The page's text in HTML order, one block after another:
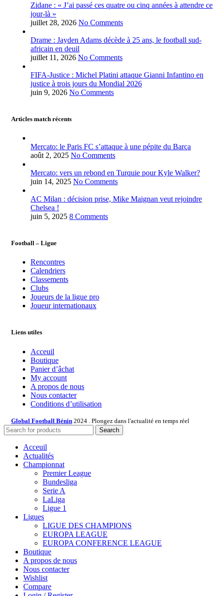
Zidane : « J’ai passé ces quatre ou cinq années à attendre ce
jour-là »
juillet 28, 2026 No Comments
Drame : Jayden Adams décède à 25 ans, le football sud-
africain en deuil
juillet 11, 2026 No Comments
FIFA-Justice : Michel Platini attaque Gianni Infantino en
justice à trois jours du Mondial 2026
juin 9, 2026 No Comments
Articles match récents
Mercato: le Paris FC s’attaque à une pépite du Barça
août 2, 2025 No Comments
Mercato: vers un rebond en Turquie pour Kyle Walker?
juin 14, 2025 No Comments
AC Milan : décision prise, Mike Maignan veut rejoindre
Chelsea !
juin 5, 2025 8 Comments
Football – Ligue
Rencontres
Calendriers
Classements
Clubs
Joueurs de la ligue pro
Joueur internationaux
Liens utiles
Acceuil
Boutique
Panier d’âchat
My account
A propos de nous
Nous contacter
Conditions d’utilisation
Global Football Bénin 2024 . Plongez dans l'actualité en temps réel
Search
Acceuil
Actualités
Championnat
Premier League
Bundesliga
Serie A
LaLiga
Ligue 1
Ligues
LIGUE DES CHAMPIONS
EUROPA LEAGUE
EUROPA CONFERENCE LEAGUE
Boutique
A propos de nous
Nous contacter
Wishlist
Compare